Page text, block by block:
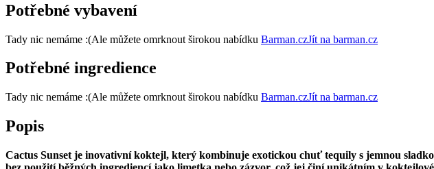
Potřebné vybavení
Tady nic nemáme :(Ale můžete omrknout širokou nabídku Barman.czJít na barman.cz
Potřebné ingredience
Tady nic nemáme :(Ale můžete omrknout širokou nabídku Barman.czJít na barman.cz
Popis
Cactus Sunset je inovativní koktejl, který kombinuje exotickou chuť tequily s jemnou